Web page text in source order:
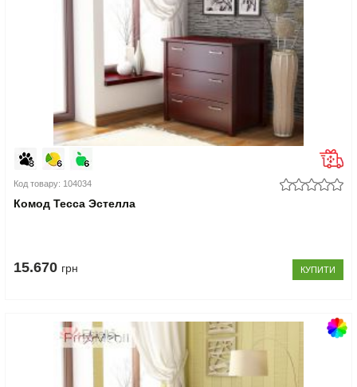
Код товару: 104034
Комод Тесса Эстелла
15.670 грн КУПИТИ